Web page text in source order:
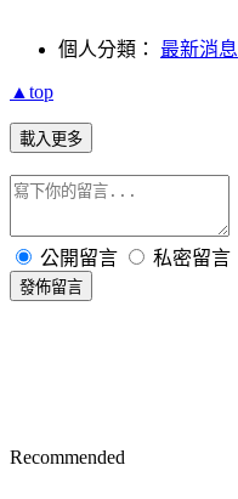
個人分類： 最新消息
▲top
載入更多
公開留言 私密留言
發佈留言
Recommended